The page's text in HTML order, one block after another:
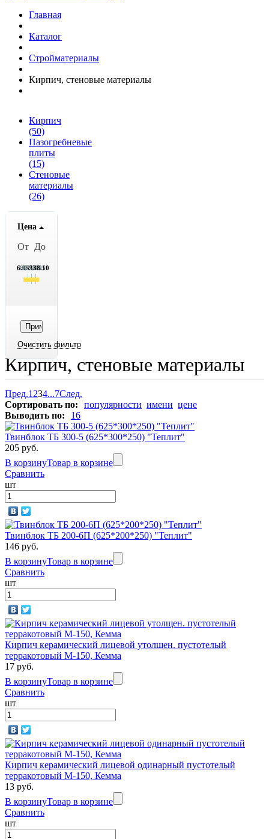
Главная
Каталог
Стройматериалы
Кирпич, стеновые материалы
Кирпич
(50)
Пазогребневые
плиты
(15)
Стеновые
материалы
(26)
Цена
От До
6.95
89.95
172.95
254.95
338.10
Кирпич, стеновые материалы
Пред.1 234...7След.
Сортировать по:
популярности имени цене
Выводить по:
16
Твинблок ТБ 300-5 (625*300*250) "Теплит"
205 руб.
В корзинуТовар в корзине
Сравнить
шт
Твинблок ТБ 200-6П (625*200*250) "Теплит"
146 руб.
В корзинуТовар в корзине
Сравнить
шт
Кирпич керамический лицевой утолщен. пустотелый
терракотовый М-150, Кемма
17 руб.
В корзинуТовар в корзине
Сравнить
шт
Кирпич керамический лицевой одинарный пустотелый
терракотовый М-150, Кемма
13 руб.
В корзинуТовар в корзине
Сравнить
шт